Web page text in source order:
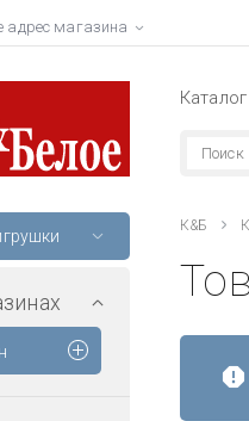
адрес магазина
Каталог
К&Б